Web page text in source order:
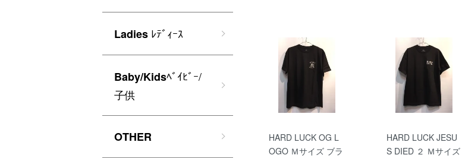
HARD LUCK OG L
OGO Ｍサイズ ブラ
HARD LUCK JESU
S DIED ２ Ｍサイズ
Ladies ﾚﾃﾞｨｰｽ
Baby/Kidsﾍﾞｲﾋﾞｰ/
子供
OTHER